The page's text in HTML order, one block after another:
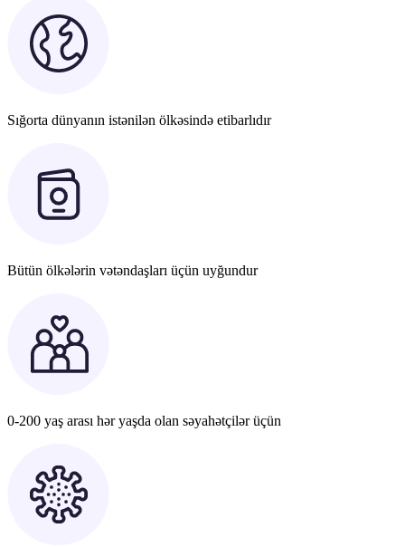
Sığorta dünyanın istənilən ölkəsində etibarlıdır
Bütün ölkələrin vətəndaşları üçün uyğundur
0-200 yaş arası hər yaşda olan səyahətçilər üçün